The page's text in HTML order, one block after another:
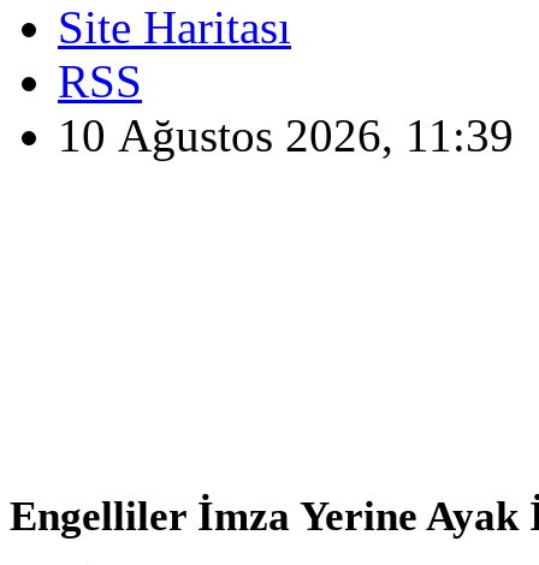
Site Haritası
RSS
10 Ağustos 2026, 11:39
Engelliler İmza Yerine Ayak